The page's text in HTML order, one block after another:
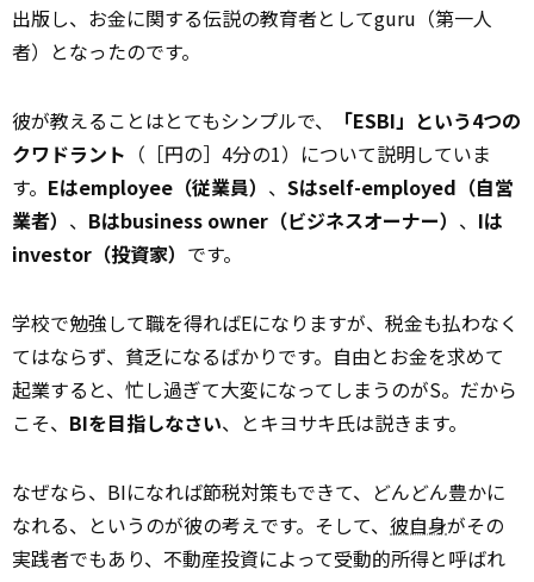
出版し、お金に関する伝説の教育者としてguru（第一人
者）となったのです。
彼が教えることはとてもシンプルで、
「ESBI」という4つの
クワドラント （［円の］4分の1）について説明していま
す。 Eはemployee（従業員） 、 Sはself-employed（自営
業者） 、 Bはbusiness owner（ビジネスオーナー） 、 Iは
investor（投資家） です。
学校で勉強して職を得ればEになりますが、税金も払わなく
てはならず、貧乏になるばかりです。自由とお金を求めて
起業すると、忙し過ぎて大変になってしまうのがS。だから
こそ、 BIを目指しなさい、とキヨサキ氏は説きます。
なぜなら、BIになれば節税対策もできて、どんどん豊かに
なれる、というのが彼の考えです。そして、 彼自身がその
実践者でもあり、不動産投資によって受動的所得と呼ばれ